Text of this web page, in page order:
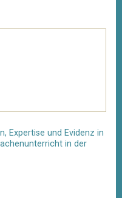
Expertise und Evidenz in
in der